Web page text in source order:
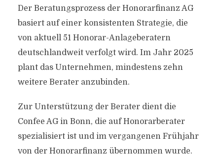
Der Beratungsprozess der Honorarfinanz AG
basiert auf einer konsistenten Strategie, die
von aktuell 51 Honorar-Anlageberatern
deutschlandweit verfolgt wird. Im Jahr 2025
plant das Unternehmen, mindestens zehn
weitere Berater anzubinden.
Zur Unterstützung der Berater dient die
Confee AG in Bonn, die auf Honorarberater
spezialisiert ist und im vergangenen Frühjahr
von der Honorarfinanz übernommen wurde.